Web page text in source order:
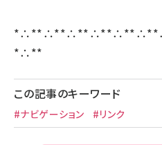
*∴**
この記事のキーワード
#ナビゲーション #リンク